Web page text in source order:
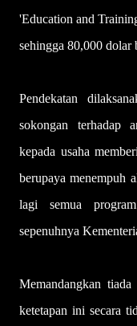
'Education and
sehingga 80,000 dolar
Pendekatan
sokongan terhadap
kepada usaha
berupaya menempuh
lagi semua
sepenuhnya
Memandangkan
ketetapan ini secara